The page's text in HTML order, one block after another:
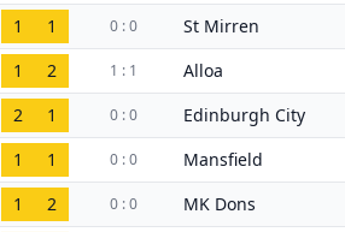
1 1 0 : 0 St Mirren
1 2 1 : 1 Alloa
2 1 0 : 0 Edinburgh City
1 1 0 : 0 Mansfield
1 2 0 : 0 MK Dons